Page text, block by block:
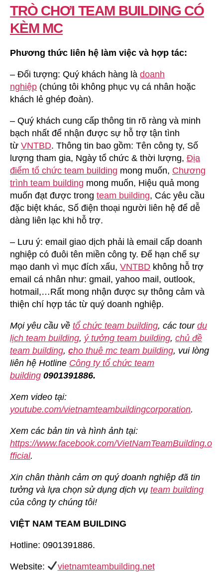
TRÒ CHƠI TEAM BUILDING CÓ
KÈM MC
Phương thức liên hệ làm việc và hợp tác:
– Đối tượng: Quý khách hàng là doanh
nghiệp (chúng tôi không phục vụ cá nhân hoặc
khách lẻ ghép đoàn).
– Quý khách cung cấp thông tin rõ ràng và minh
bạch nhất để nhận được sự hỗ trợ tận tình
từ VNTBD. Thông tin bao gồm: Tên công ty, Số
lượng tham gia, Ngày tổ chức & thời lượng, Địa
điểm tổ chức team building mong muốn, Chương
trình team building mong muốn, Hiệu quả mong
muốn đạt được trong team building, Các yêu cầu
đặc biệt khác, Số điện thoại người liên hệ để dễ
dàng liên lạc khi hỗ trợ.
– Lưu ý: email giao dịch phải là email cấp doanh
nghiệp có đuôi tên miền công ty. Để hạn chế sự
mạo danh vì mục đích xấu, VNTBD không hỗ trợ
email cá nhân như: gmail, yahoo mail, outlook,
hotmail,…Rất mong nhận được sự thông cảm và
thiện chí hợp tác từ quý doanh nghiệp.
Mọi yêu cầu về tổ chức team building, các tour du
lịch team building, ý tưởng team building, chủ đề
team building, cho thuê mc team building, vui lòng
liên hệ Hotline Công ty tổ chức team
building 0901391886.
Xem video tại:
youtube.com/vietnamteambuildingcorporation.
Xem các bản tin và hình ảnh tại:
https://www.facebook.com/VietNamTeamBuilding.o
fficial.
Xin chân thành cảm ơn quý doanh nghiệp đã tin
tưởng và lựa chọn sử dụng dịch vụ team building
của công ty chúng tôi!
VIỆT NAM TEAM BUILDING
Hotline: 0901391886.
Website: vietnamteambuilding.net